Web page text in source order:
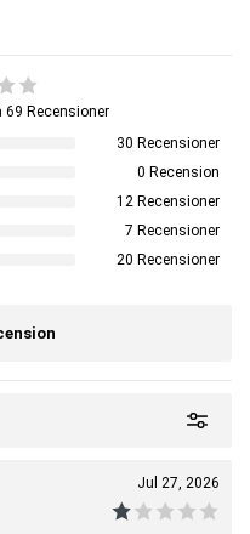
69 Recensioner
30 Recensioner
0 Recension
12 Recensioner
7 Recensioner
20 Recensioner
Jul 27, 2026